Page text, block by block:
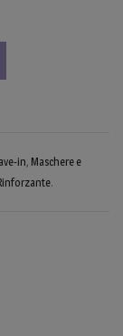
in, Maschere e
.